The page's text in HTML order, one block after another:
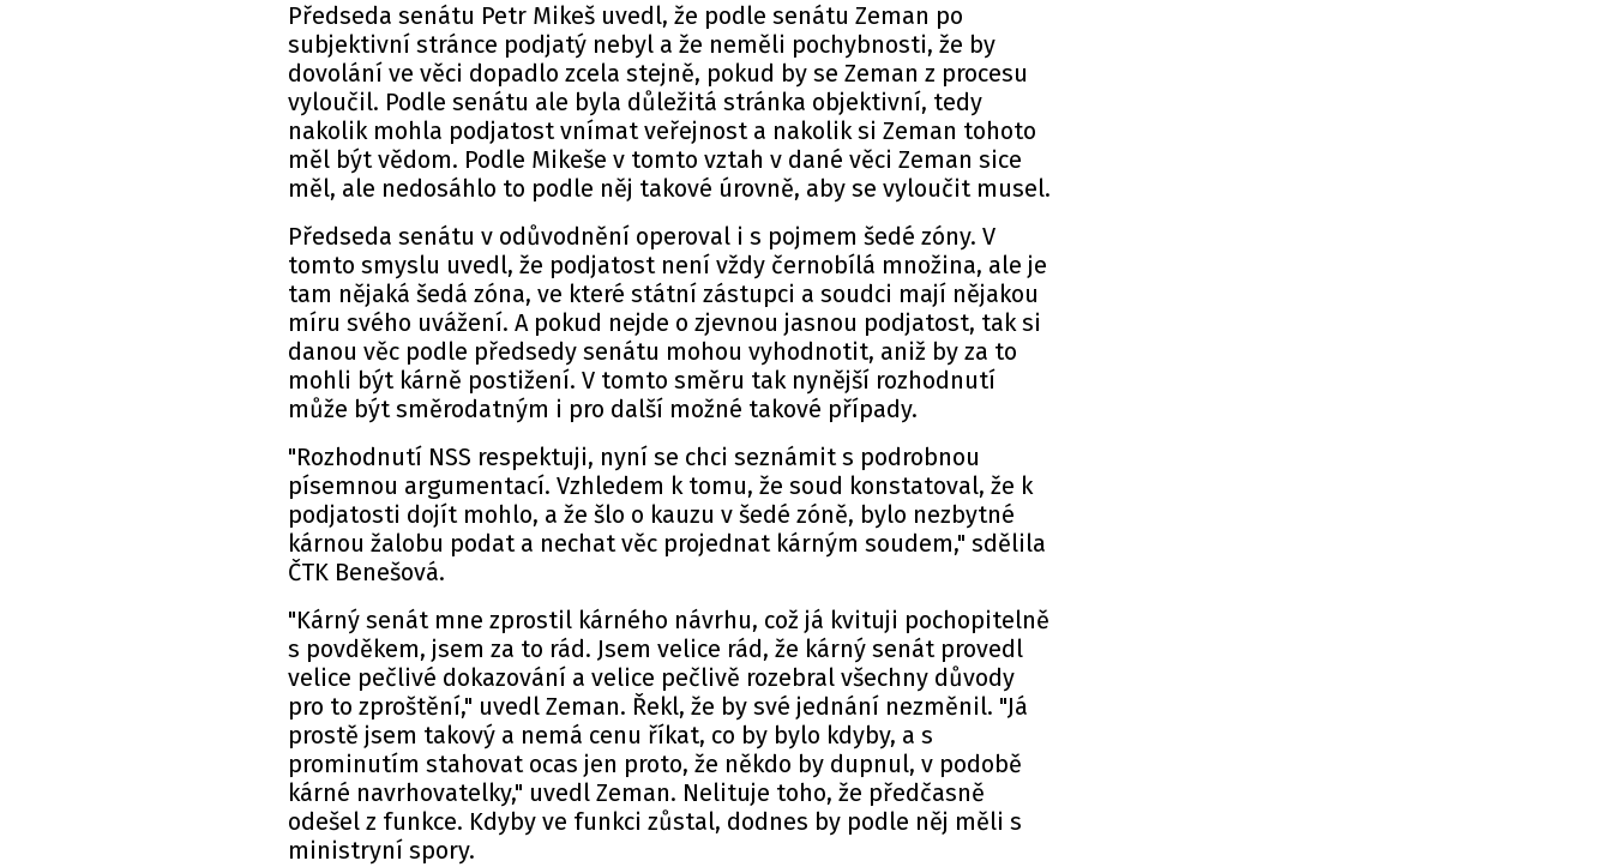
Předseda senátu Petr Mikeš uvedl, že podle senátu Zeman po
subjektivní stránce podjatý nebyl a že neměli pochybnosti, že by
dovolání ve věci dopadlo zcela stejně, pokud by se Zeman z procesu
vyloučil. Podle senátu ale byla důležitá stránka objektivní, tedy
nakolik mohla podjatost vnímat veřejnost a nakolik si Zeman tohoto
měl být vědom. Podle Mikeše v tomto vztah v dané věci Zeman sice
měl, ale nedosáhlo to podle něj takové úrovně, aby se vyloučit musel.
Předseda senátu v odůvodnění operoval i s pojmem šedé zóny. V
tomto smyslu uvedl, že podjatost není vždy černobílá množina, ale je
tam nějaká šedá zóna, ve které státní zástupci a soudci mají nějakou
míru svého uvážení. A pokud nejde o zjevnou jasnou podjatost, tak si
danou věc podle předsedy senátu mohou vyhodnotit, aniž by za to
mohli být kárně postižení. V tomto směru tak nynější rozhodnutí
může být směrodatným i pro další možné takové případy.
"Rozhodnutí NSS respektuji, nyní se chci seznámit s podrobnou
písemnou argumentací. Vzhledem k tomu, že soud konstatoval, že k
podjatosti dojít mohlo, a že šlo o kauzu v šedé zóně, bylo nezbytné
kárnou žalobu podat a nechat věc projednat kárným soudem," sdělila
ČTK Benešová.
"Kárný senát mne zprostil kárného návrhu, což já kvituji pochopitelně
s povděkem, jsem za to rád. Jsem velice rád, že kárný senát provedl
velice pečlivé dokazování a velice pečlivě rozebral všechny důvody
pro to zproštění," uvedl Zeman. Řekl, že by své jednání nezměnil. "Já
prostě jsem takový a nemá cenu říkat, co by bylo kdyby, a s
prominutím stahovat ocas jen proto, že někdo by dupnul, v podobě
kárné navrhovatelky," uvedl Zeman. Nelituje toho, že předčasně
odešel z funkce. Kdyby ve funkci zůstal, dodnes by podle něj měli s
ministryní spory.